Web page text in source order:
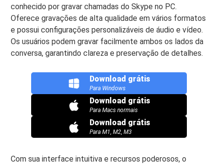
conhecido por gravar chamadas do Skype no PC.
Oferece gravações de alta qualidade em vários formatos
e possui configurações personalizáveis ​​de áudio e vídeo.
Os usuários podem gravar facilmente ambos os lados da
conversa, garantindo clareza e preservação de detalhes.
Download grátis
Para Windows
Download grátis
Para Macs normais
Download grátis
Para M1, M2, M3
Com sua interface intuitiva e recursos poderosos, o